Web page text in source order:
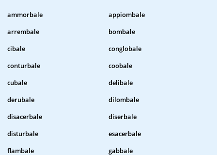
ammorbale
appiombale
arrembale
bombale
cibale
conglobale
conturbale
coobale
cubale
delibale
derubale
dilombale
disacerbale
diserbale
disturbale
esacerbale
flambale
gabbale